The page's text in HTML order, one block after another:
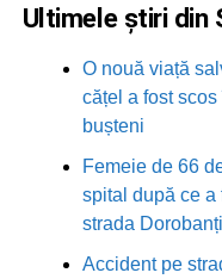
Ultimele știri din
O nouă viață
cățel a fost
bușteni
Femeie de 66
spital după ce a
strada
Accident pe